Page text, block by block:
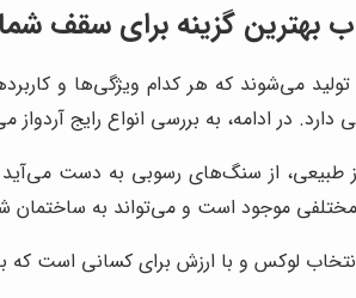
بهترین گزینه برای سقف
تولید می‌شوند که هر کدام ویژگی‌ها و
در ادامه، به بررسی انواع رایج آردواز
طبیعی، از سنگ‌های رسوبی به دست می‌آید
موجود است و می‌تواند به ساختمان
لوکس و با ارزش برای کسانی است که